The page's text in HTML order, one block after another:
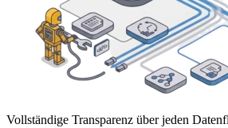
Vollständige Transparenz über jeden